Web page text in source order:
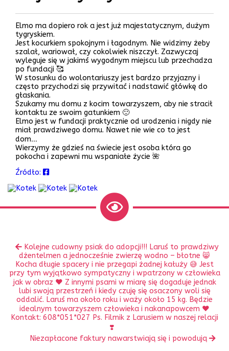
Elmo ma dopiero rok a jest już majestatycznym, dużym
tygryskiem.
Jest kocurkiem spokojnym i łagodnym. Nie widzimy żeby
szalał, wariował, czy cokolwiek niszczył. Zazwyczaj
wyleguje się w jakimś wygodnym miejscu lub przechadza
po fundacji 🥰
W stosunku do wolontariuszy jest bardzo przyjazny i
często przychodzi się przywitać i nadstawić główkę do
głaskania.
Szukamy mu domu z kocim towarzyszem, aby nie stracił
kontaktu ze swoim gatunkiem 🙂
Elmo jest w fundacji praktycznie od urodzenia i nigdy nie
miał prawdziwego domu. Nawet nie wie co to jest
dom…
Wierzymy że gdzieś na świecie jest osoba która go
pokocha i zapewni mu wspaniałe życie 🌺
Źródło:
innePoprzedni
wpis:
Kolejne cudowny psiak do adopcji!!! Laruś to prawdziwy
dżentelmen a jednocześnie zwierzę wodno – błotne 😸
Kocha długie spacery i nie przegapi żadnej kałuży 😅 Jest
przy tym wyjątkowo sympatyczny i wpatrzony w człowieka
jak w obraz ❤️ Z innymi psami w miarę się dogaduje jednak
lubi swoją przestrzeń i kiedy czuję się osaczony woli się
oddalić. Laruś ma około roku i waży około 15 kg. Będzie
idealnym towarzyszem człowieka i nakanapowcem ❤️
Kontakt: 608*051*027 Ps. Filmik z Larusiem w naszej relacji
❣️
Następny
Niezapłacone faktury nawarstwiają się i powodują